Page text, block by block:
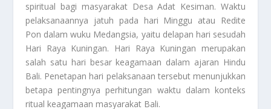
spiritual bagi masyarakat Desa Adat Kesiman. Waktu
pelaksanaannya jatuh pada hari Minggu atau Redite
Pon dalam wuku Medangsia, yaitu delapan hari sesudah
Hari Raya Kuningan. Hari Raya Kuningan merupakan
salah satu hari besar keagamaan dalam ajaran Hindu
Bali. Penetapan hari pelaksanaan tersebut menunjukkan
betapa pentingnya perhitungan waktu dalam konteks
ritual keagamaan masyarakat Bali.